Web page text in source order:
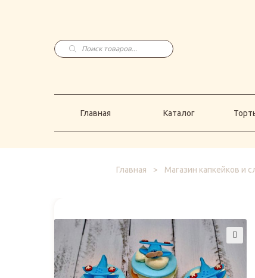
Поиск
товаров
Главная Каталог
Главная > Магазин капкейков и